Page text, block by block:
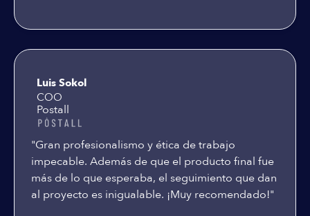
Luis Sokol
COO
Postall
"Gran profesionalismo y ética de trabajo
impecable. Además de que el producto final fue
más de lo que esperaba, el seguimiento que dan
al proyecto es inigualable. ¡Muy recomendado!"